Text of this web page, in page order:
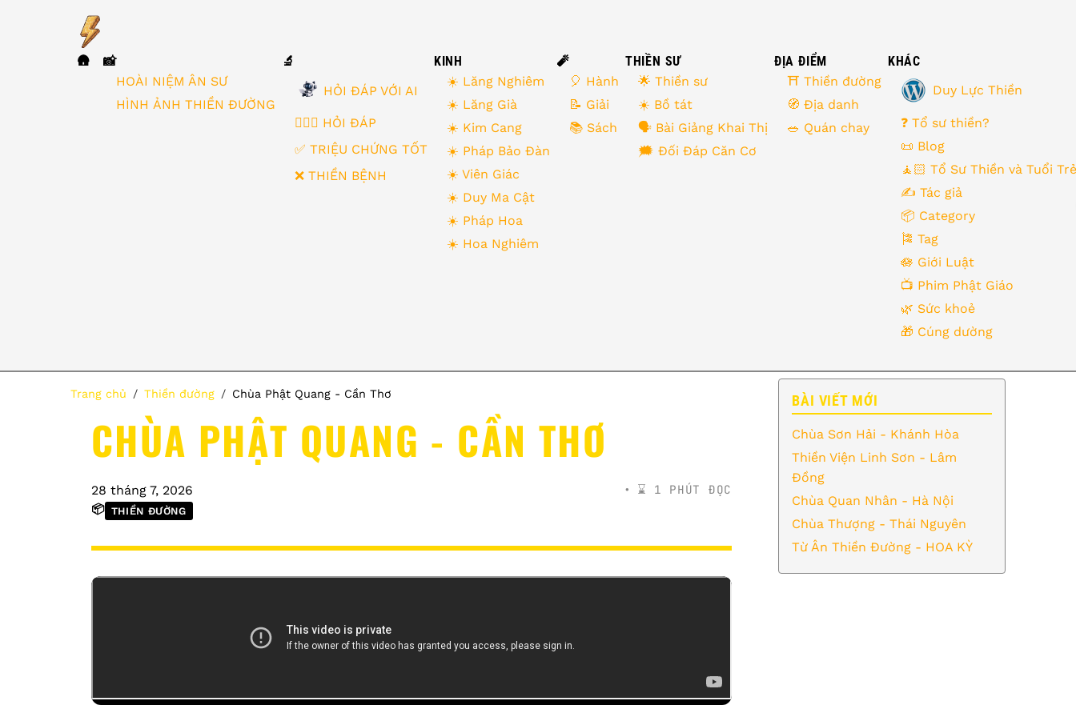
🛖
📸
HOÀI NIỆM ÂN SƯ
HÌNH ẢNH THIỀN ĐƯỜNG
🔬
HỎI ĐÁP VỚI AI
🙋🏻‍♂️ HỎI ĐÁP
✅ TRIỆU CHỨNG TỐT
❌ THIỀN BỆNH
KINH
☀️ Lăng Nghiêm
☀️ Lăng Già
☀️ Kim Cang
☀️ Pháp Bảo Đàn
☀️ Viên Giác
☀️ Duy Ma Cật
☀️ Pháp Hoa
☀️ Hoa Nghiêm
🧨
🎈 Hành
📝 Giải
📚 Sách
THIỀN SƯ
🌟 Thiền sư
☀️ Bồ tát
🗣 Bài Giảng Khai Thị
🗯 Đối Đáp Căn Cơ
ĐỊA ĐIỂM
⛩ Thiền đường
🧭 Địa danh
🥗 Quán chay
KHÁC
Duy Lực Thiền
❓ Tổ sư thiền?
📜 Blog
🧘🏻 Tổ Sư Thiền và Tuổi Trẻ
✍️ Tác giả
📦 Category
🎏 Tag
🪷 Giới Luật
📺 Phim Phật Giáo
🌿️ Sức khoẻ
🎁️ Cúng dường
Trang chủ Thiền đường Chùa Phật Quang - Cần Thơ
CHÙA PHẬT QUANG - CẦN THƠ
28 tháng 7, 2026 ⌛️ 1 PHÚT ĐỌC
📦 THIỀN ĐƯỜNG
BÀI VIẾT MỚI
Chùa Sơn Hải - Khánh Hòa
Thiền Viện Linh Sơn - Lâm
Đồng
Chùa Quan Nhân - Hà Nội
Chùa Thượng - Thái Nguyên
Từ Ân Thiền Đường - HOA KỲ